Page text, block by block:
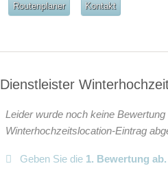
Routenplaner Kontakt
Dienstleister
Leider wurde noch keine Bewertung
Winterhochzeitslocation-Eintrag
Geben Sie die 1. Bewertung ab.